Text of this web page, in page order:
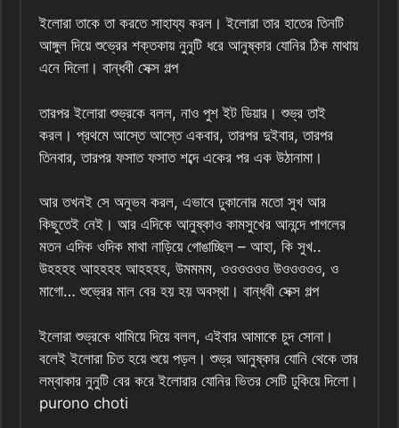
ইলোরা তাকে তা করতে সাহায্য করল। ইলোরা তার হাতের তিনটি
আঙ্গুল দিয়ে শুভ্রের শক্তকায় নুনুটি ধরে আনুষ্কার যোনির ঠিক মাথায়
এনে দিলো। বান্ধবী সেক্স গল্প
তারপর ইলোরা শুভ্রকে বলল, নাও পুশ ইট ডিয়ার। শুভ্র তাই
করল। প্রথমে আস্তে আস্তে একবার, তারপর দুইবার, তারপর
তিনবার, তারপর ফসাত ফসাত শব্দে একের পর এক উঠানামা।
আর তখনই সে অনুভব করল, এভাবে ঢুকানোর মতো সুখ আর
কিছুতেই নেই। আর এদিকে আনুষ্কাও কামসুখের আনন্দে পাগলের
মতন এদিক ওদিক মাথা নাড়িয়ে গোঙাচ্ছিল – আহা, কি সুখ..
উহহহহ আহহহহ আহহহহ, উমমমম, ওওওওওও উওওওওও, ও
মাগো… শুভ্রের মাল বের হয় হয় অবস্থা। বান্ধবী সেক্স গল্প
ইলোরা শুভ্রকে থামিয়ে দিয়ে বলল, এইবার আমাকে চুদ সোনা।
বলেই ইলোরা চিত হয়ে শুয়ে পড়ল। শুভ্র আনুষ্কার যোনি থেকে তার
লম্বাকার নুনুটি বের করে ইলোরার যোনির ভিতর সেটি ঢুকিয়ে দিলো।
purono choti